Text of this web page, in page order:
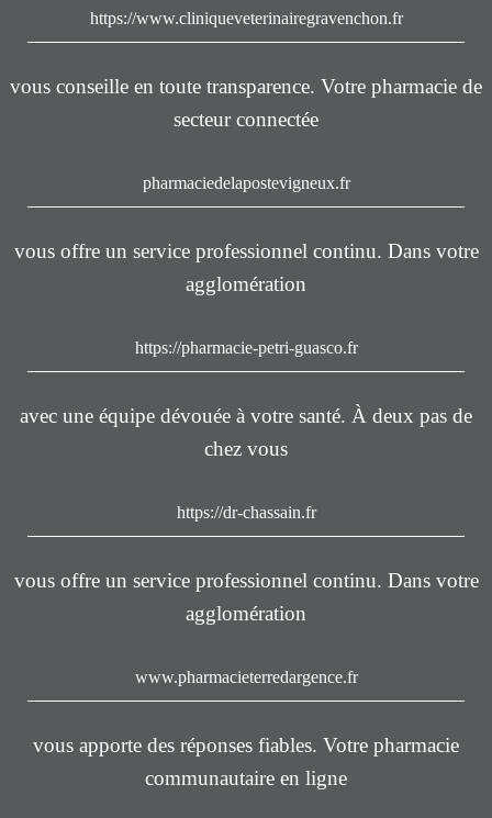
https://www.cliniqueveterinairegravenchon.fr
vous conseille en toute transparence. Votre pharmacie de
secteur connectée
pharmaciedelapostevigneux.fr
vous offre un service professionnel continu. Dans votre
agglomération
https://pharmacie-petri-guasco.fr
avec une équipe dévouée à votre santé. À deux pas de
chez vous
https://dr-chassain.fr
vous offre un service professionnel continu. Dans votre
agglomération
www.pharmacieterredargence.fr
vous apporte des réponses fiables. Votre pharmacie
communautaire en ligne